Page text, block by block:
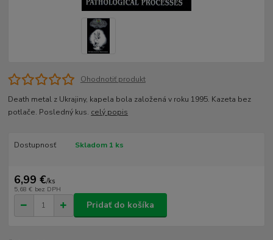
Ohodnotiť produkt
Death metal z Ukrajiny, kapela bola založená v roku 1995. Kazeta bez
potlače. Posledný kus. celý popis
Dostupnosť Skladom 1 ks
6,99 €/ks
5,68 € bez DPH
Pridať do košíka